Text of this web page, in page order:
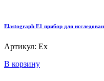
Elastograph E1 прибор для
Артикул: Ex
В корзину